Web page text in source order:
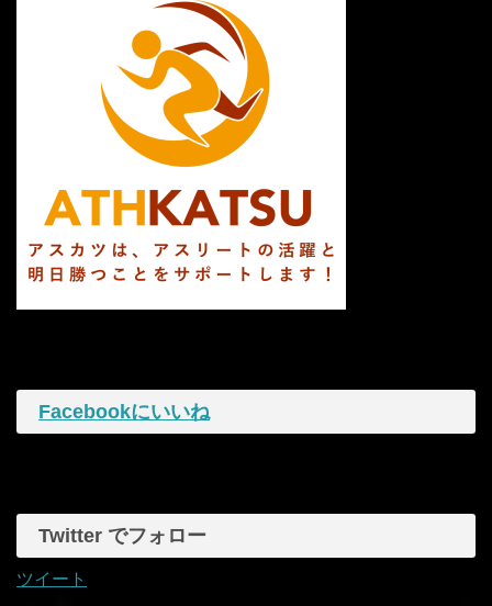
Facebookにいいね
Twitter でフォロー
ツイート